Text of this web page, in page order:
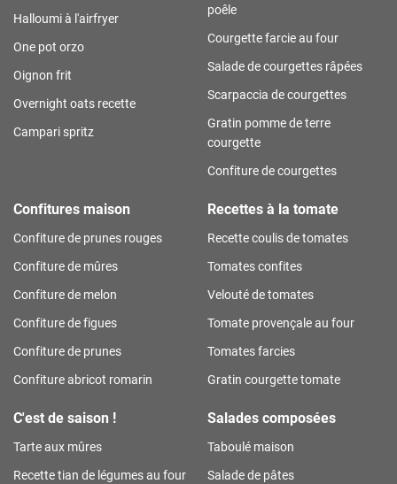
Halloumi à l'airfryer
One pot orzo
Oignon frit
Overnight oats recette
Campari spritz
poêle
Courgette farcie au four
Salade de courgettes râpées
Scarpaccia de courgettes
Gratin pomme de terre
courgette
Confiture de courgettes
Confitures maison
Confiture de prunes rouges
Confiture de mûres
Confiture de melon
Confiture de figues
Confiture de prunes
Confiture abricot romarin
Recettes à la tomate
Recette coulis de tomates
Tomates confites
Velouté de tomates
Tomate provençale au four
Tomates farcies
Gratin courgette tomate
C'est de saison !
Tarte aux mûres
Recette tian de légumes au four
Salades composées
Taboulé maison
Salade de pâtes